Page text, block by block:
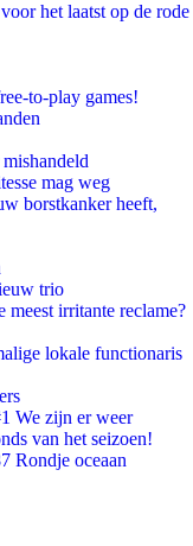
het laatst op de rode
to-play games!
mag weg
borstkanker heeft,
trio
irritante reclame?
lokale functionaris
We zijn er weer
van het seizoen!
Rondje oceaan